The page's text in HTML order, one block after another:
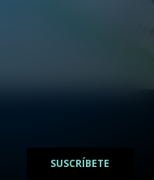
SUSCRÍBETE